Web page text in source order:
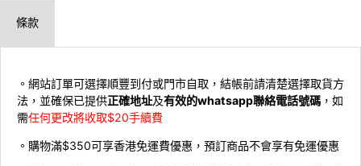
條款
。網站訂單可選擇順豐到付或門市自取，結帳前請清楚選擇取貨方
法，並確保已提供正確地址及有效的whatsapp聯絡電話號碼 ，如
需任何更改將收取$20手續費
。購物滿$350可享香港免運費優惠，預訂商品不會享有免運優惠